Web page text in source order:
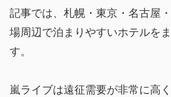
記事では、札幌・東京・名古屋
場周辺で泊まりやすいホテルを
す。
嵐ライブは遠征需要が非常に高